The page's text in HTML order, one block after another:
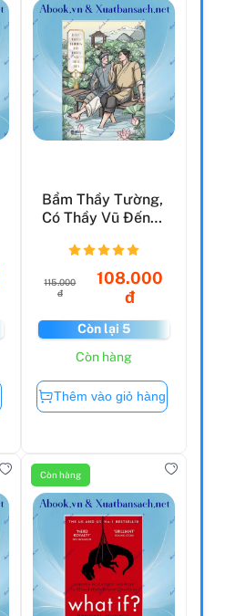
Bẩm Thầy Tường,
Có Thầy Vũ Đến
115.000
đ
108.000
đ
Còn lại 5
Còn hàng
Thêm vào giỏ hàng
Còn hàng